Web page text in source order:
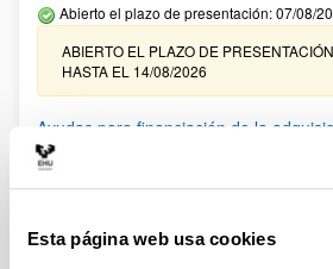
Esta página web usa cookies
Abierto el plazo de presentación: 07/08/
ABIERTO EL PLAZO DE
HASTA EL 14/08/2026
Ayudas para financiación de la
infraestructura científica y fondos
UPV/EHU 2026
25/03/2026: Corrección de errores del